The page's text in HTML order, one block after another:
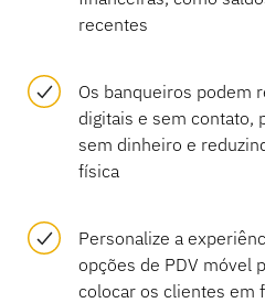
recentes
Os banqueiros podem
digitais e sem contato,
sem dinheiro e
física
Personalize a
opções de PDV móvel
colocar os clientes em